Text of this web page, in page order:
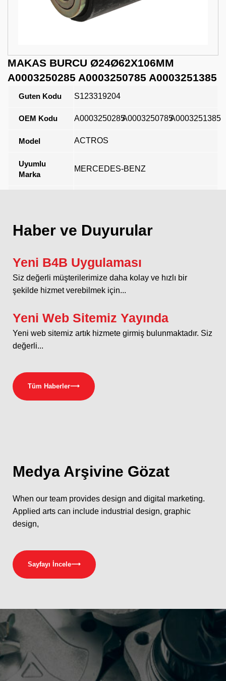
MAKAS BURCU Ø24Ø62X106MM
A0003250285 A0003250785 A0003251385
Guten Kodu S123319204
OEM Kodu A0003250285A0003250785A0003251385
Model ACTROS
Uyumlu
Marka
MERCEDES-BENZ
Haber ve Duyurular
Yeni B4B Uygulaması
Siz değerli müşterilerimize daha kolay ve hızlı bir
şekilde hizmet verebilmek için...
Yeni Web Sitemiz Yayında
Yeni web sitemiz artık hizmete girmiş bulunmaktadır. Siz
değerli...
Tüm Haberler⟶
Medya Arşivine Gözat
When our team provides design and digital marketing.
Applied arts can include industrial design, graphic
design,
Sayfayı İncele⟶